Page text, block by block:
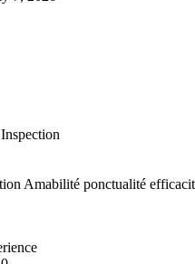
Amabilité ponctualité